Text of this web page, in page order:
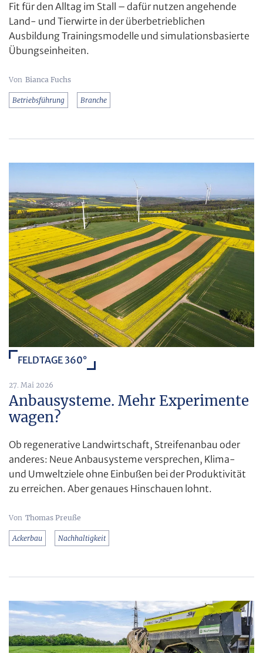
Fit für den Alltag im Stall – dafür nutzen angehende
Land- und Tierwirte in der überbetrieblichen
Ausbildung Trainingsmodelle und simulationsbasierte
Übungseinheiten.
Bianca Fuchs
Betriebsführung Branche
FELDTAGE 360°
27. Mai 2026
Anbausysteme. Mehr Experimente
wagen?
Ob regenerative Landwirtschaft, Streifenanbau oder
anderes: Neue Anbausysteme versprechen, Klima-
und Umweltziele ohne Einbußen bei der Produktivität
zu erreichen. Aber genaues Hinschauen lohnt.
Thomas Preuße
Ackerbau Nachhaltigkeit